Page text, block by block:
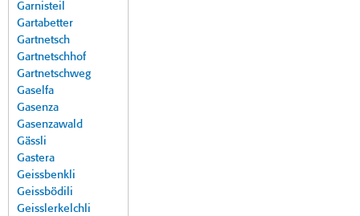
Garnisteil
Gartabetter
Gartnetsch
Gartnetschhof
Gartnetschweg
Gaselfa
Gasenza
Gasenzawald
Gässli
Gastera
Geissbenkli
Geissbödili
Geisslerkelchli